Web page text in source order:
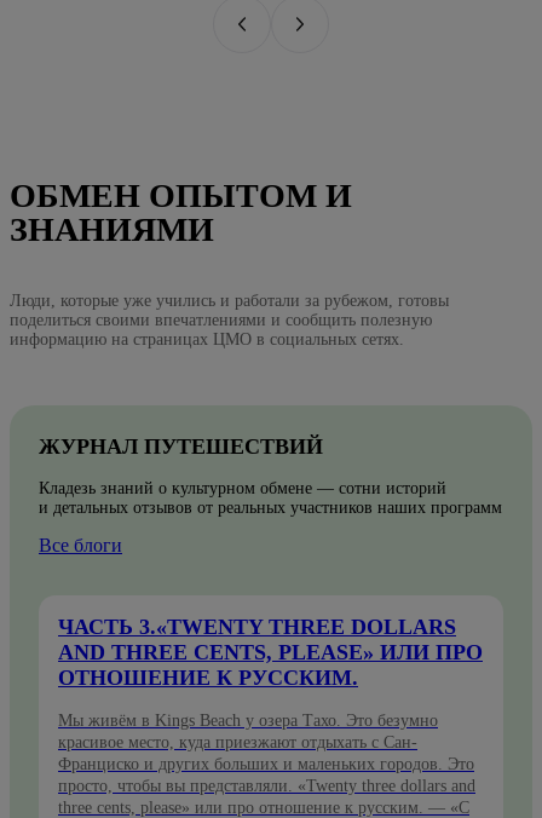
ОБМЕН ОПЫТОМ И
ЗНАНИЯМИ
Люди, которые уже учились и работали за рубежом, готовы
поделиться своими впечатлениями и сообщить полезную
информацию на страницах ЦМО в социальных сетях.
ЖУРНАЛ ПУТЕШЕСТВИЙ
Кладезь знаний о культурном обмене — сотни историй
и детальных отзывов от реальных участников наших программ
Все блоги
ЧАСТЬ 3.«TWENTY THREE DOLLARS
AND THREE CENTS, PLEASE» ИЛИ ПРО
ОТНОШЕНИЕ К РУССКИМ.
Мы живём в Kings Beach у озера Тахо. Это безумно
красивое место, куда приезжают отдыхать с Сан-
Франциско и других больших и маленьких городов. Это
просто, чтобы вы представляли. «Twenty three dollars and
three cents, please» или про отношение к русским. — «С